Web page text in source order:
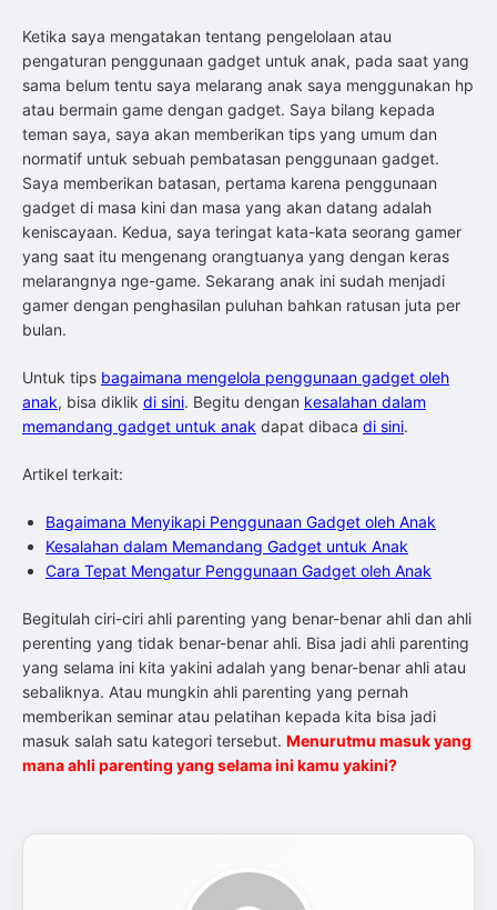
Ketika saya mengatakan tentang pengelolaan atau
pengaturan penggunaan gadget untuk anak, pada saat yang
sama belum tentu saya melarang anak saya menggunakan hp
atau bermain game dengan gadget. Saya bilang kepada
teman saya, saya akan memberikan tips yang umum dan
normatif untuk sebuah pembatasan penggunaan gadget.
Saya memberikan batasan, pertama karena penggunaan
gadget di masa kini dan masa yang akan datang adalah
keniscayaan. Kedua, saya teringat kata-kata seorang gamer
yang saat itu mengenang orangtuanya yang dengan keras
melarangnya nge-game. Sekarang anak ini sudah menjadi
gamer dengan penghasilan puluhan bahkan ratusan juta per
bulan.
Untuk tips bagaimana mengelola penggunaan gadget oleh
anak, bisa diklik di sini. Begitu dengan kesalahan dalam
memandang gadget untuk anak dapat dibaca di sini.
Artikel terkait:
Bagaimana Menyikapi Penggunaan Gadget oleh Anak
Kesalahan dalam Memandang Gadget untuk Anak
Cara Tepat Mengatur Penggunaan Gadget oleh Anak
Begitulah ciri-ciri ahli parenting yang benar-benar ahli dan ahli
perenting yang tidak benar-benar ahli. Bisa jadi ahli parenting
yang selama ini kita yakini adalah yang benar-benar ahli atau
sebaliknya. Atau mungkin ahli parenting yang pernah
memberikan seminar atau pelatihan kepada kita bisa jadi
masuk salah satu kategori tersebut. Menurutmu masuk yang
mana ahli parenting yang selama ini kamu yakini?